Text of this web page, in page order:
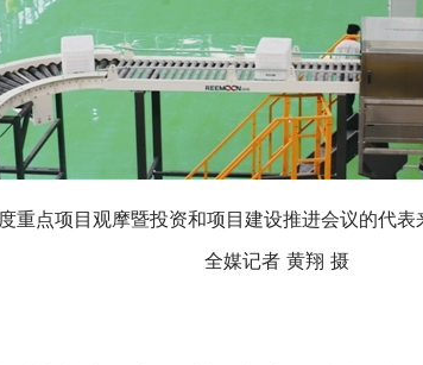
重点项目观摩暨投资和项目建设推进会议的代
全媒记者 黄翔 摄